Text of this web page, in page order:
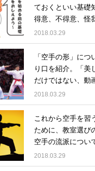
ておくといい基礎
得意、不得意、怪
2018.03.29
「空手の形」につ
り口を紹介。「美
だけではない、動
2018.03.29
これから空手を習
ために、教室選び
空手の流派につい
2018.03.29